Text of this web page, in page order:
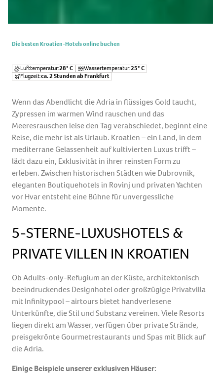
Die besten Kroatien-Hotels online buchen
Lufttemperatur:28° C Wassertemperatur:25° C
Flugzeit:ca. 2 Stunden ab Frankfurt
Wenn das Abendlicht die Adria in flüssiges Gold taucht,
Zypressen im warmen Wind rauschen und das
Meeresrauschen leise den Tag verabschiedet, beginnt eine
Reise, die mehr ist als Urlaub. Kroatien – ein Land, in dem
mediterrane Gelassenheit auf kultivierten Luxus trifft –
lädt dazu ein, Exklusivität in ihrer reinsten Form zu
erleben. Zwischen historischen Städten wie Dubrovnik,
eleganten Boutiquehotels in Rovinj und privaten Yachten
vor Hvar entsteht eine Bühne für unvergessliche
Momente.
5-STERNE-LUXUSHOTELS &
PRIVATE VILLEN IN KROATIEN
Ob Adults-only-Refugium an der Küste, architektonisch
beeindruckendes Designhotel oder großzügige Privatvilla
mit Infinitypool – airtours bietet handverlesene
Unterkünfte, die Stil und Substanz vereinen. Viele Resorts
liegen direkt am Wasser, verfügen über private Strände,
preisgekrönte Gourmetrestaurants und Spas mit Blick auf
die Adria.
Einige Beispiele unserer exklusiven Häuser: